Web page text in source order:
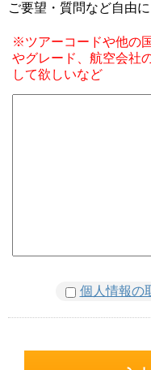
ご要望・質問など自由
※ツアーコードや他の
やグレード、航空会社
して欲しいなど
個人情報の